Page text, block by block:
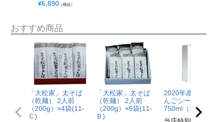
¥6,890 （税込）
おすすめ商品
「大松家」太そば
（乾麺） 2人前
（200g）×4袋(11-
Ｃ)
「大松家」太そば
（乾麺） 2人前
（200g）×6袋(11-
Ｂ)
2020年産仕込み
んごシードル
750ml（12-C）